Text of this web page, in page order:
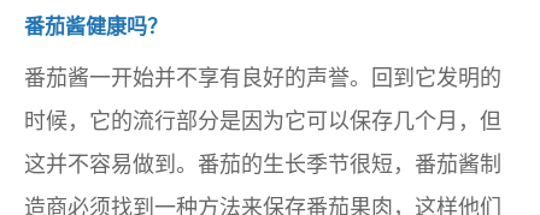
番茄酱健康吗？
番茄酱一开始并不享有良好的声誉。回到它发明的
时候，它的流行部分是因为它可以保存几个月，但
这并不容易做到。番茄的生长季节很短，番茄酱制
造商必须找到一种方法来保存番茄果肉，这样他们